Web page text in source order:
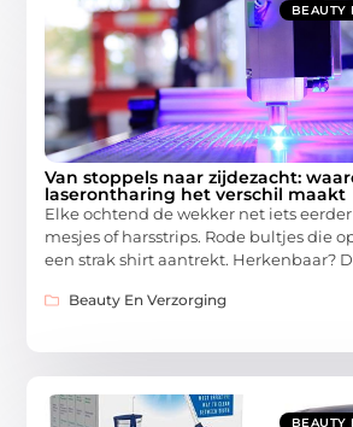
BEAUTY
Van stoppels naar zijdezacht:
laserontharing het verschil maakt
Elke ochtend de wekker net iets
mesjes of harsstrips. Rode bultjes die
een strak shirt aantrekt. Herkenbaar?
Beauty En Verzorging
BEAUTY